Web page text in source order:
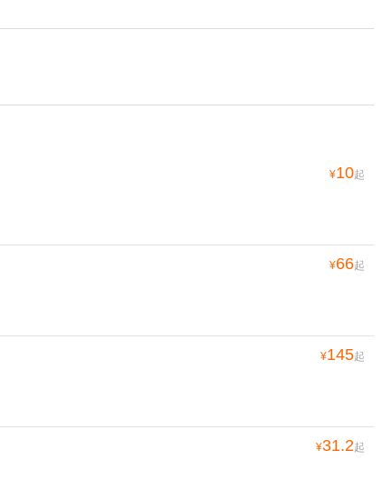
¥10起
¥66起
¥145起
¥31.2起